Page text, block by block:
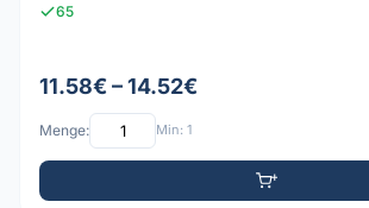
65
11.58€ – 14.52€
Menge: Min: 1